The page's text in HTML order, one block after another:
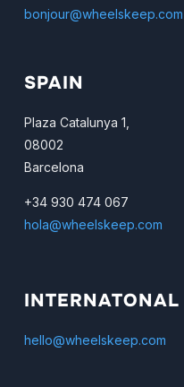
bonjour@wheelskeep.com
SPAIN
Plaza Catalunya 1,
08002
Barcelona
+34 930 474 067
hola@wheelskeep.com
INTERNATONAL
hello@wheelskeep.com